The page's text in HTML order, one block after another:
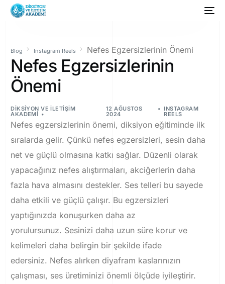
Blog Instagram Reels Nefes Egzersizlerinin Önemi
Nefes Egzersizlerinin
Önemi
DIKSIYON VE İLETIŞIM
AKADEMI
12 AĞUSTOS
2024
INSTAGRAM
REELS
Nefes egzersizlerinin önemi, diksiyon eğitiminde ilk
sıralarda gelir. Çünkü nefes egzersizleri, sesin daha
net ve güçlü olmasına katkı sağlar. Düzenli olarak
yapacağınız nefes alıştırmaları, akciğerlerin daha
fazla hava almasını destekler. Ses telleri bu sayede
daha etkili ve güçlü çalışır. Bu egzersizleri
yaptığınızda konuşurken daha az
yorulursunuz. Sesinizi daha uzun süre korur ve
kelimeleri daha belirgin bir şekilde ifade
edersiniz. Nefes alırken diyafram kaslarınızın
çalışması, ses üretiminizi önemli ölçüde iyileştirir.